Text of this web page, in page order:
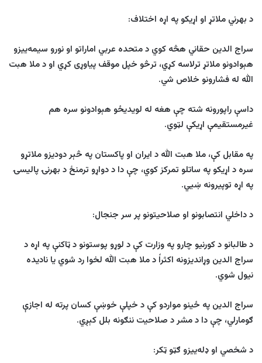
د بهرني ملاتړ او اړیکو په اړه اختلاف:
سراج الدین حقاني هڅه کوي د متحده عربي اماراتو او نورو سیمه‌ییزو
هېوادونو ملاتړ ترلاسه کړي، ترڅو خپل موقف پیاوړی کړي او د ملا هبت
الله له فشارونو خلاص شي.
داسې راپورونه شته چې هغه له لویدیځو هېوادونو سره هم
غیرمستقیمې اړیکې لټوي.
په مقابل کې، ملا هبت الله د ایران او پاکستان په څېر دودیزو ملاتړو
سره د اړیکو په ساتلو تمرکز کوي، چې دا د دواړو ترمنځ د بهرنۍ پالیسۍ
په اړه توپیرونه ښيي.
د داخلي انتصابونو او صلاحیتونو پر سر جنجال:
د طالبانو د کورنیو چارو په وزارت کې د لوړو پوستونو د ټاکنې په اړه د
سراج الدین وړاندیزونه اکثراً د ملا هبت الله لخوا رد شوي یا نادیده
نیول شوي.
سراج الدین په ځینو مواردو کې د خپلې خوښې کسان پرته له اجازې
ګومارلي، چې دا د مشر د صلاحیت ننګونه بلل کېږي.
د شخصي او ډله‌ییزو ګټو ټکر: